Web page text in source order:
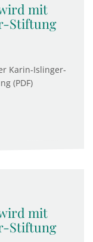
mit
Stiftung
Karin-Islinger-
(PDF)
mit
Stiftung